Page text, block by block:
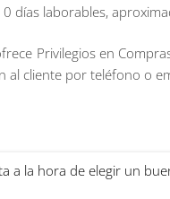
días laborables,
Privilegios en
al cliente por teléfono o
a la hora de elegir un